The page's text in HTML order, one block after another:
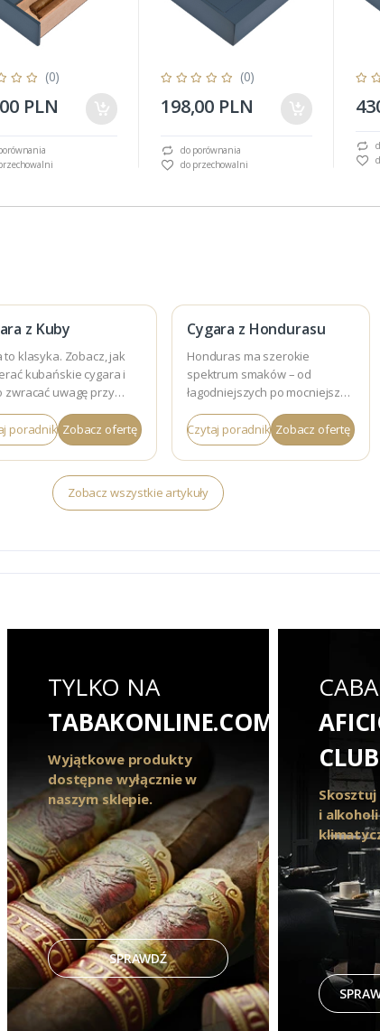
(0)
PLN
(0)
198,00 PLN
do porównania
do przechowalni
z Kuby
to klasyka. Zobacz, jak
kubańskie cygara i
zwracać uwagę przy
poradnik Zobacz ofertę
Cygara z Hondurasu
Honduras ma szerokie
spektrum smaków – od
łagodniejszych po mocniejsze.
Sprawdź, czym się wyróżnia.
Czytaj poradnik Zobacz ofertę
Zobacz wszystkie artykuły
TYLKO NA
TABAKONLINE.COM
Wyjątkowe produkty
dostępne wyłącznie w
naszym sklepie.
SPRAWDŹ
CLUB
Skosztuj
i